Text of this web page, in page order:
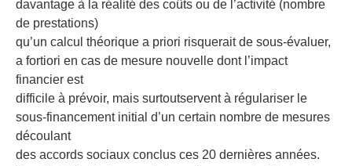
davantage à la réalité des coûts ou de l’activité (nombre
de prestations)
qu’un calcul théorique a priori risquerait de sous-évaluer,
a fortiori en cas de mesure nouvelle dont l’impact
financier est
difficile à prévoir, mais surtoutservent à régulariser le
sous-financement initial d’un certain nombre de mesures
découlant
des accords sociaux conclus ces 20 dernières années.